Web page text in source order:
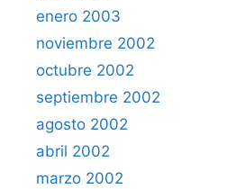
enero 2003
noviembre 2002
octubre 2002
septiembre 2002
agosto 2002
abril 2002
marzo 2002